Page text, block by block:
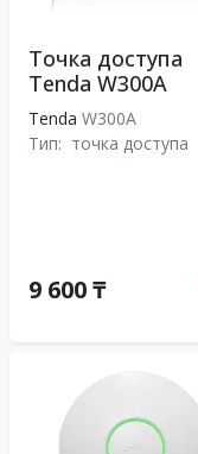
Точка доступа
Tenda W300A
Tenda W300A
Тип: точка доступа
9 600 ₸